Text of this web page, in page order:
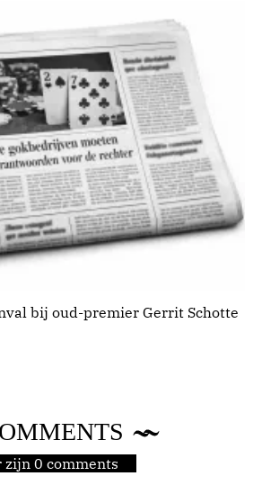
bij oud-premier Gerrit Schotte
zijn 0 comments